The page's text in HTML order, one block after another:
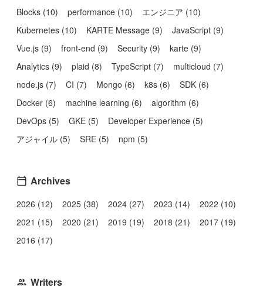
Blocks (10) performance (10) エンジニア (10)
Kubernetes (10) KARTE Message (9) JavaScript (9)
Vue.js (9) front-end (9) Security (9) karte (9)
Analytics (9) plaid (8) TypeScript (7) multicloud (7)
node.js (7) CI (7) Mongo (6) k8s (6) SDK (6)
Docker (6) machine learning (6) algorithm (6)
DevOps (5) GKE (5) Developer Experience (5)
アジャイル (5) SRE (5) npm (5)
Archives
2026 (12) 2025 (38) 2024 (27) 2023 (14)
2022 (10)
2021 (15)
2020 (21) 2019 (19) 2018 (21)
2017 (19)
2016 (17)
Writers